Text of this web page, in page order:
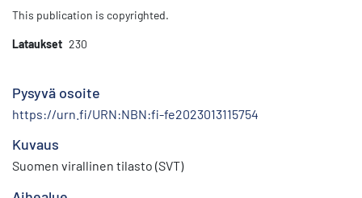
This publication is copyrighted.
Lataukset 230
Pysyvä osoite
https://urn.fi/URN:NBN:fi-fe2023013115754
Kuvaus
Suomen virallinen tilasto (SVT)